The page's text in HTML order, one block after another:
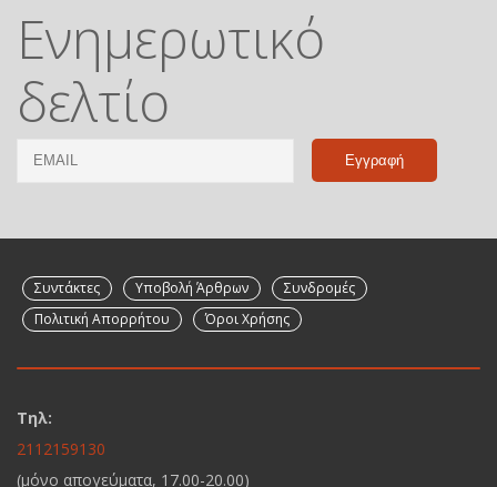
Ενημερωτικό
δελτίο
Email
Συντάκτες Υποβολή Άρθρων
Συνδρομές
Πολιτική Απορρήτου
Όροι Χρήσης
Τηλ:
2112159130
(μόνο απογεύματα, 17.00-20.00)